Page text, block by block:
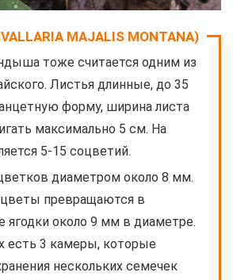
MAJALIS MONTANA)
тоже считается одним из
Листья длинные, до 35
форму, ширина листа
максимально 5 см. На
5-15 соцветий.
диаметром около 8 мм.
превращаются в
ягодки около 9 мм в диаметре.
есть 3 камеры, которые
нескольких семечек